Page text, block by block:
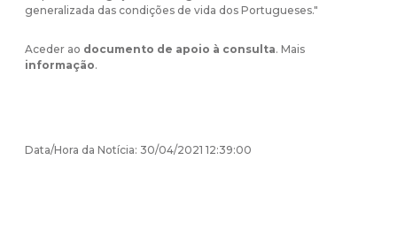
generalizada das condições de vida dos Portugueses."
Aceder ao documento de apoio à consulta. Mais
informação.
Data/Hora da Notícia: 30/04/2021 12:39:00